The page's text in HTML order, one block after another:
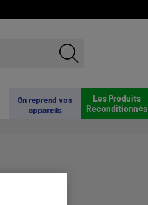
Les Produits
Reconditionnés
On reprend vos
appareils